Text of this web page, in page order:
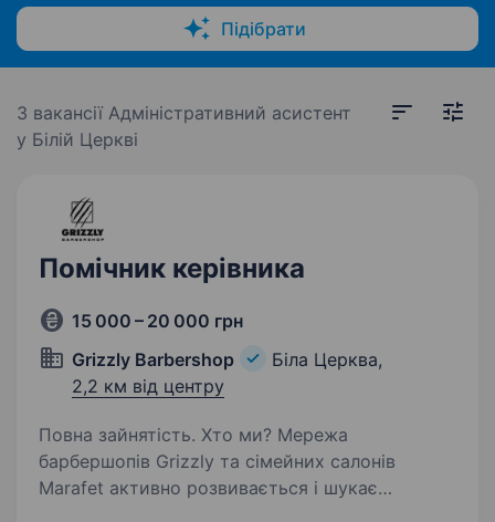
Підібрати
3 вакансії Адміністративний асистент
у Білій Церкві
Помічник керівника
15 000 – 20 000 грн
Grizzly Barbershop
Біла Церква,
2,2 км від центру
Повна зайнятість. Хто ми? Мережа
барбершопів Grizzly та сімейних салонів
Marafet активно розвивається і шукає